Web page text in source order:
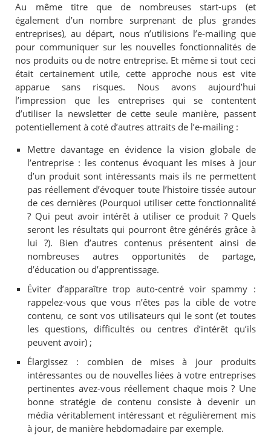
Au même titre que de nombreuses start-ups (et
également d’un nombre surprenant de plus grandes
entreprises), au départ, nous n’utilisions l’e-mailing que
pour communiquer sur les nouvelles fonctionnalités de
nos produits ou de notre entreprise. Et même si tout ceci
était certainement utile, cette approche nous est vite
apparue sans risques. Nous avons aujourd’hui
l’impression que les entreprises qui se contentent
d’utiliser la newsletter de cette seule manière, passent
potentiellement à coté d’autres attraits de l’e-mailing :
Mettre davantage en évidence la vision globale de
l’entreprise : les contenus évoquant les mises à jour
d’un produit sont intéressants mais ils ne permettent
pas réellement d’évoquer toute l’histoire tissée autour
de ces dernières (Pourquoi utiliser cette fonctionnalité
? Qui peut avoir intérêt à utiliser ce produit ? Quels
seront les résultats qui pourront être générés grâce à
lui ?). Bien d’autres contenus présentent ainsi de
nombreuses autres opportunités de partage,
d’éducation ou d’apprentissage.
Éviter d’apparaître trop auto-centré voir spammy :
rappelez-vous que vous n’êtes pas la cible de votre
contenu, ce sont vos utilisateurs qui le sont (et toutes
les questions, difficultés ou centres d’intérêt qu’ils
peuvent avoir) ;
Élargissez : combien de mises à jour produits
intéressantes ou de nouvelles liées à votre entreprises
pertinentes avez-vous réellement chaque mois ? Une
bonne stratégie de contenu consiste à devenir un
média véritablement intéressant et régulièrement mis
à jour, de manière hebdomadaire par exemple.